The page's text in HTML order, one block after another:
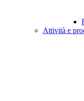
Attività e